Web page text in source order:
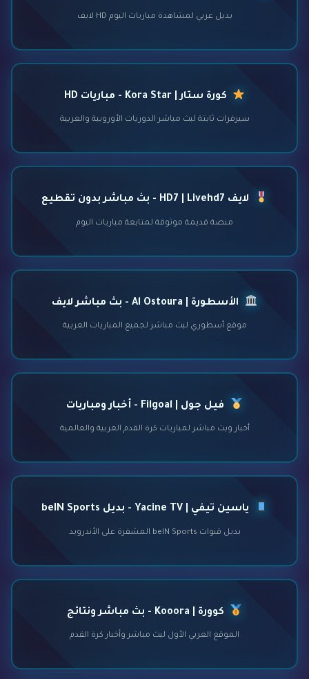
بديل عربي لمشاهدة مباريات اليوم HD لايف
كورة ستار | Kora Star - مباريات HD
سيرفرات ثابتة لبث مباشر الدوريات الأوروبية والعربية
لايف HD7 | Livehd7 - بث مباشر بدون تقطيع
منصة قديمة موثوقة لمتابعة مباريات اليوم
الأسطورة | Al Ostoura - بث مباشر لايف
موقع أسطوري لبث مباشر لجميع المباريات العربية
فيل جول | Filgoal - أخبار ومباريات
أخبار وبث مباشر لمباريات كرة القدم العربية والعالمية
ياسين تيفي | Yacine TV - بديل beIN Sports
بديل قنوات beIN Sports المشفرة على الأندرويد
كوورة | Kooora - بث مباشر ونتائج
الموقع العربي الأول لبث مباشر وأخبار كرة القدم